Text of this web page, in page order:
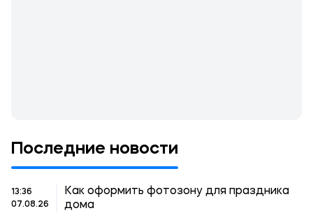
Последние новости
13:36
07.08.26
Как оформить фотозону для праздника
дома